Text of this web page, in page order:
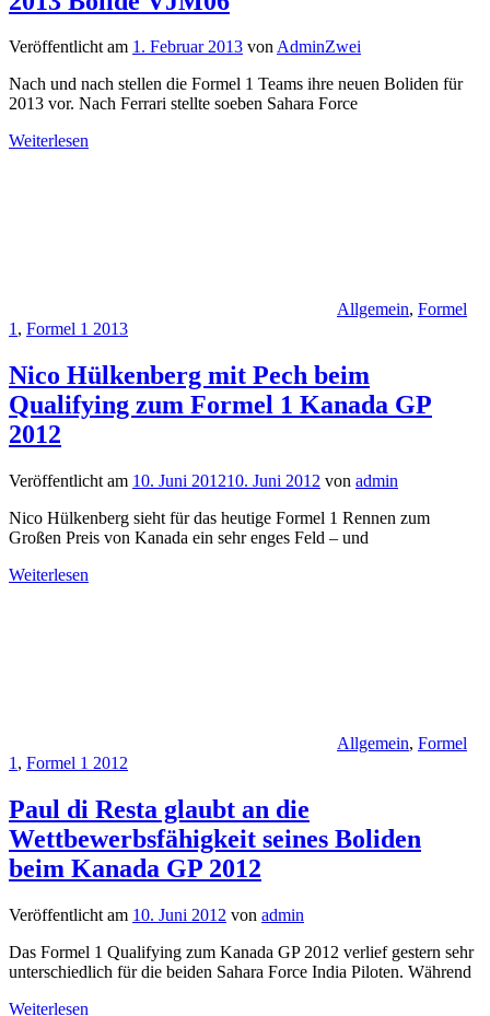
Veröffentlicht am 1. Februar 2013 vonAdminZwei
Nach und nach stellen die Formel 1 Teams ihre neuen Boliden für
2013 vor. Nach Ferrari stellte soeben Sahara Force
Weiterlesen
Allgemein, Formel
1, Formel 1 2013
Nico Hülkenberg mit Pech beim
Qualifying zum Formel 1 Kanada GP
2012
Veröffentlicht am 10. Juni 201210. Juni 2012 von admin
Nico Hülkenberg sieht für das heutige Formel 1 Rennen zum
Großen Preis von Kanada ein sehr enges Feld – und
Weiterlesen
Allgemein, Formel
1 , Formel 1 2012
Paul di Resta glaubt an die
Wettbewerbsfähigkeit seines Boliden
beim Kanada GP 2012
Veröffentlicht am 10. Juni 2012 von admin
Das Formel 1 Qualifying zum Kanada GP 2012 verlief gestern sehr
unterschiedlich für die beiden Sahara Force India Piloten. Während
Weiterlesen